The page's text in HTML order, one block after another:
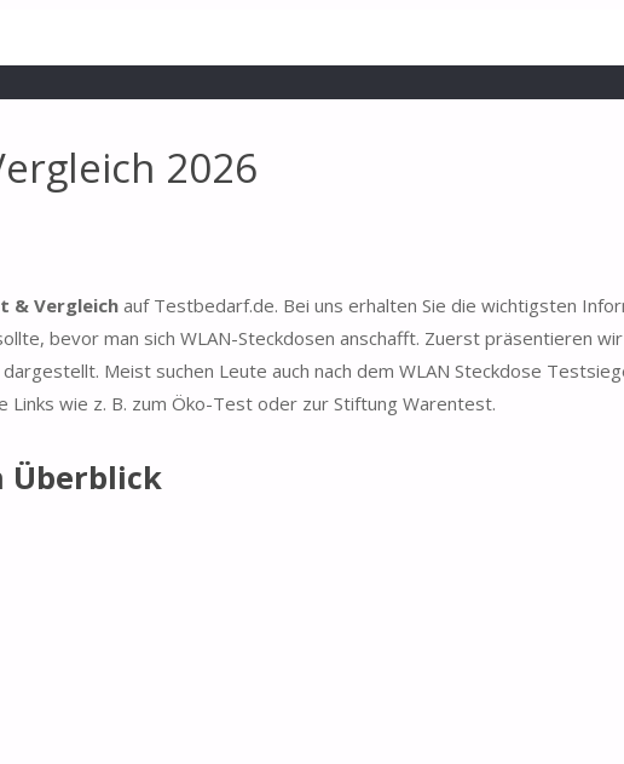
2026
& Vergleich auf Testbedarf.de. Bei uns erhalten Sie die wichtigsten
bevor man sich WLAN-Steckdosen anschafft. Zuerst präsentieren
Meist suchen Leute auch nach dem WLAN Steckdose
wie z. B. zum Öko-Test oder zur Stiftung Warentest.
Überblick